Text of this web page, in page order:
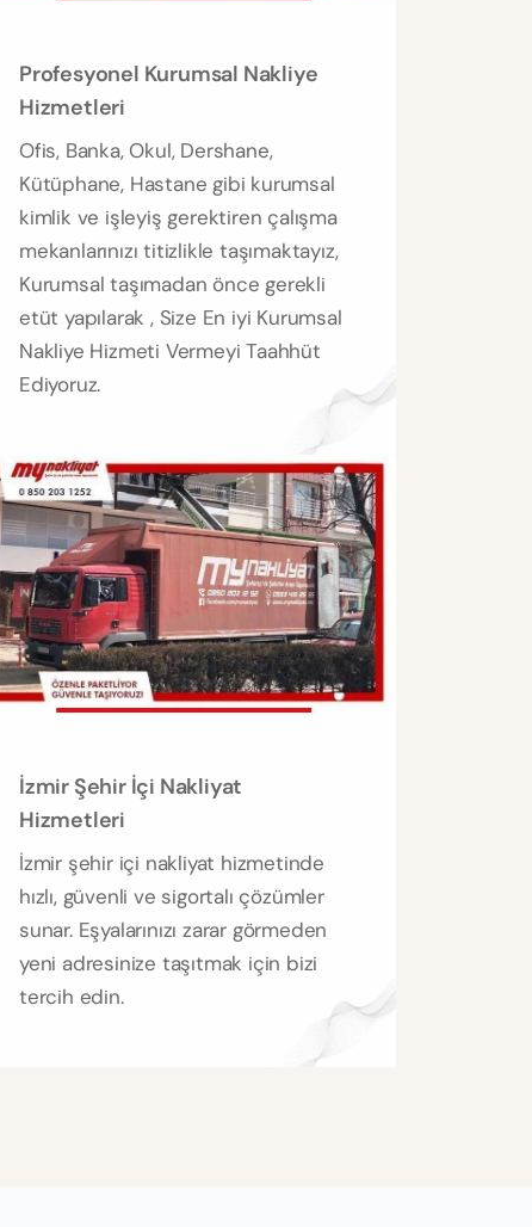
Profesyonel Kurumsal Nakliye
Hizmetleri
Ofis, Banka, Okul, Dershane,
Kütüphane, Hastane gibi kurumsal
kimlik ve işleyiş gerektiren çalışma
mekanlarınızı titizlikle taşımaktayız,
Kurumsal taşımadan önce gerekli
etüt yapılarak , Size En iyi Kurumsal
Nakliye Hizmeti Vermeyi Taahhüt
Ediyoruz.
İzmir Şehir İçi Nakliyat
Hizmetleri
İzmir şehir içi nakliyat hizmetinde
hızlı, güvenli ve sigortalı çözümler
sunar. Eşyalarınızı zarar görmeden
yeni adresinize taşıtmak için bizi
tercih edin.